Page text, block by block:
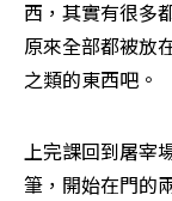
西，其實有很多
原來全部都被放
之類的東西吧。
上完課回到屠宰
筆，開始在門的